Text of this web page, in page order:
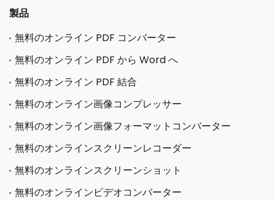
製品
無料のオンライン PDF コンバーター
無料のオンライン PDF から Word へ
無料のオンライン PDF 結合
無料のオンライン画像コンプレッサー
無料のオンライン画像フォーマットコンバーター
無料のオンラインスクリーンレコーダー
無料のオンラインスクリーンショット
無料のオンラインビデオコンバーター